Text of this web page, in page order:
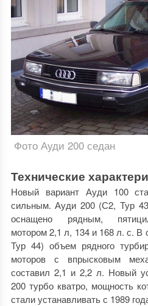
Фото Ауди 200 седан
Технические
Новый вариант Ауди 100
сильным. Ауди 200 (С2, Тур
оснащено рядным,
мотором 2,1 л, 134 и 168 л. с.
Тур 44) объем рядного
моторов с впрысковым
составил 2,1 и 2,2 л. Новый
200 турбо кватро, мощность
стали устанавливать с 1989